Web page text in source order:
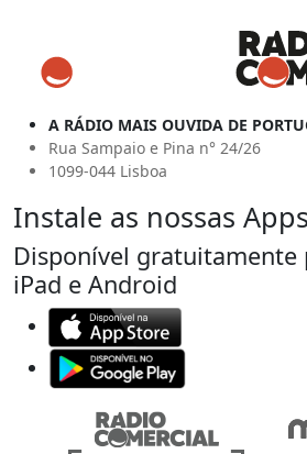
A RÁDIO MAIS OUVIDA DE
Rua Sampaio e Pina n° 24/26
1099-044 Lisboa
Instale as nossas Apps
Disponível gratuitamente
iPad e Android